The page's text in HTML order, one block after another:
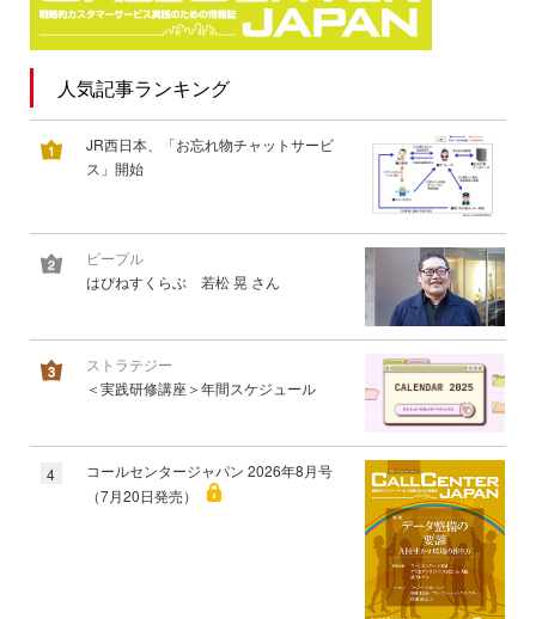
人気記事ランキング
JR西日本、「お忘れ物チャットサービ
ス」開始
ピープル
はぴねすくらぶ 若松 晃 さん
ストラテジー
＜実践研修講座＞年間スケジュール
4
コールセンタージャパン 2026年8月号
（7月20日発売）